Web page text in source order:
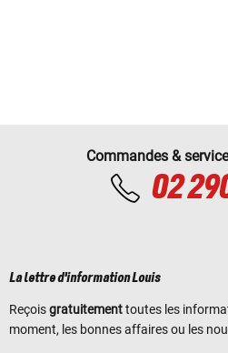
Commandes &
02
La lettre d'information Louis
Reçoisgratuitementtoutes les
moment, les bonnes affaires ou les